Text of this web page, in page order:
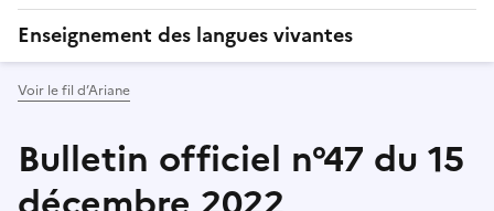
Enseignement des langues vivantes
Voir le fil d’Ariane
Bulletin officiel n°47 du 15